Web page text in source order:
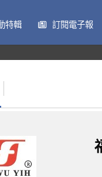
特輯 訂閱電子報